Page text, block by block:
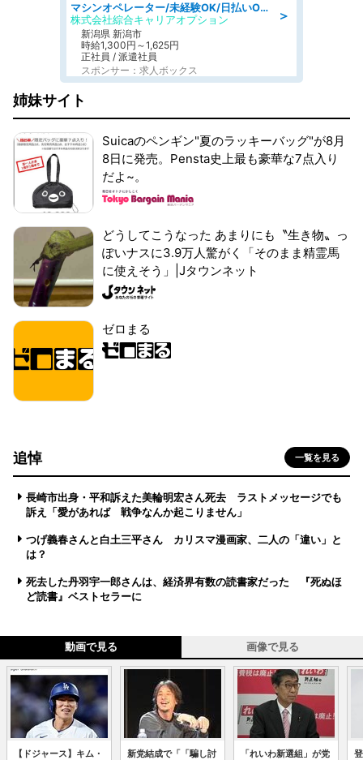
＞
マシンオペレーター/未経験OK/日払いOK/寮費無料/交替制/20・30・40代活躍中
株式会社綜合キャリアオプション
新潟県 新潟市
時給1,300円～1,625円
正社員 / 派遣社員
スポンサー：求人ボックス
姉妹サイト
Suicaのペンギン"夏のラッキーバッグ"が8月
8日に発売。Pensta史上最も豪華な7点入り
だよ~。
どうしてこうなった あまりにも〝生き物〟っ
ぽいナスに3.9万人驚がく「そのまま精霊馬
に使えそう」|Jタウンネット
ゼロまる
追悼 一覧を見る
長崎市出身・平和訴えた美輪明宏さん死去 ラストメッセージでも
訴え「愛があれば 戦争なんか起こりません」
つげ義春さんと白土三平さん カリスマ漫画家、二人の「違い」と
は？
死去した丹羽宇一郎さんは、経済界有数の読書家だった 『死ぬほ
ど読書』ベストセラーに
動画で見る 画像で見る
【ドジャース】キム・
新党結成で「「騙し討
「れいわ新選組」が党